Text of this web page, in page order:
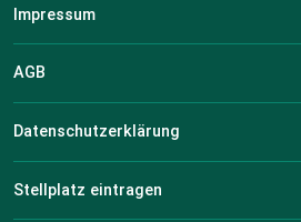
Impressum
AGB
Datenschutzerklärung
Stellplatz eintragen